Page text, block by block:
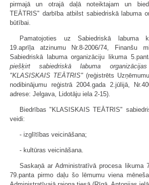
pirmajā un otrajā daļā noteiktajam un
TEĀTRIS" darbība atbilst sabiedriskā labuma
būtībai.
Pamatojoties uz Sabiedriskā labuma
19.aprīļa atzinumu Nr.8-2006/74, Finanšu
Sabiedriskā labuma organizāciju likuma
piešķirt sabiedriskā labuma
"KLASISKAIS TEĀTRIS"(reģistrēts
nodibinājumu reģistrā 2004.gada 2.jūlijā,
adrese: Jelgava, Lidotāju iela 2-15).
Biedrības "KLASISKAIS TEĀTRIS"
veidi:
- izglītības veicināšana;
- kultūras veicināšana.
Saskaņā ar Administratīvā procesa likuma
79.panta pirmo daļu šo lēmumu viena